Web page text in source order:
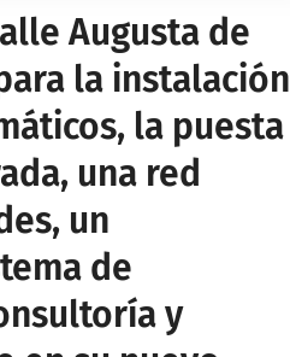
Augusta de
la instalación
la puesta
una red
un
de
y